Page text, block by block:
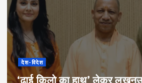
देश-विदेश
‘ढाई किलो का हाथ’ लेकर